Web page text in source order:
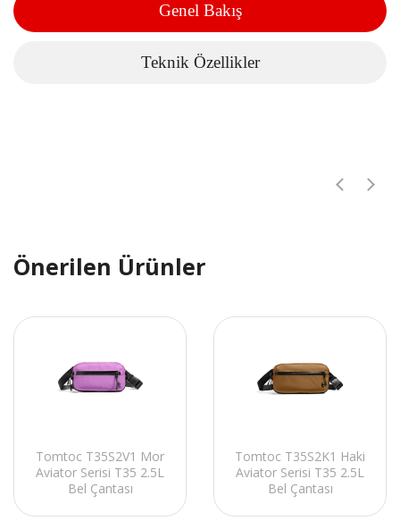
Genel Bakış
Teknik Özellikler
Önerilen Ürünler
Tomtoc T35S2V1 Mor
Aviator Serisi T35 2.5L
Bel Çantası
Tomtoc T35S2K1 Haki
Aviator Serisi T35 2.5L
Bel Çantası